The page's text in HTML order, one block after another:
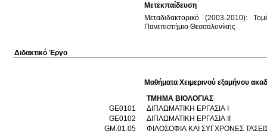
Μετεκπαίδευση
Μεταδιδακτορικό (2003-2010):
Πανεπιστήμιο Θεσσαλονίκης
Διδακτικό Έργο
Μαθήματα Χειμερινού εξαμήνου
ΤΜΗΜΑ ΒΙΟΛΟΓΙΑΣ
GE0101
ΔΙΠΛΩΜΑΤΙΚΗ ΕΡΓΑΣΙΑ Ι
GE0102
ΔΙΠΛΩΜΑΤΙΚΗ ΕΡΓΑΣΙΑ ΙΙ
GM.01.05
ΦΙΛΟΣΟΦΙΑ ΚΑΙ ΣΥΓΧΡΟΝΕΣ